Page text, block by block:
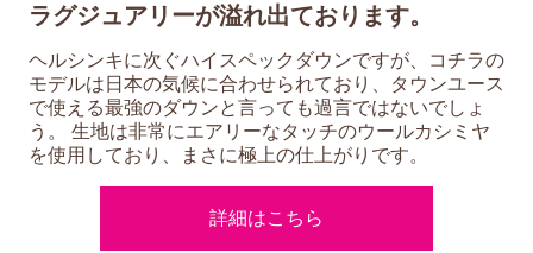
ラグジュアリーが溢れ出ております。
ヘルシンキに次ぐハイスペックダウンですが、コチラの
モデルは日本の気候に合わせられており、タウンユース
で使える最強のダウンと言っても過言ではないでしょ
う。 生地は非常にエアリーなタッチのウールカシミヤ
を使用しており、まさに極上の仕上がりです。
詳細はこちら